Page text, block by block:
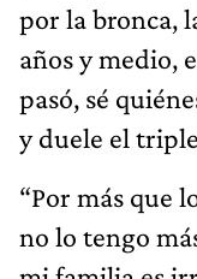
por la bronca,
años y medio,
pasó, sé
y duele el
“Por más que
no lo tengo